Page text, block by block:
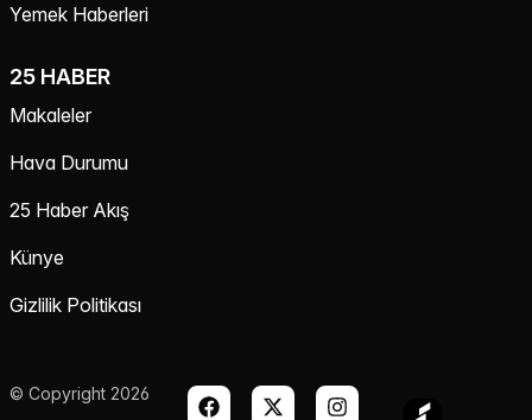
Yemek Haberleri
25 HABER
Makaleler
Hava Durumu
25 Haber Akış
Künye
Gizlilik Politikası
© Copyright 2026